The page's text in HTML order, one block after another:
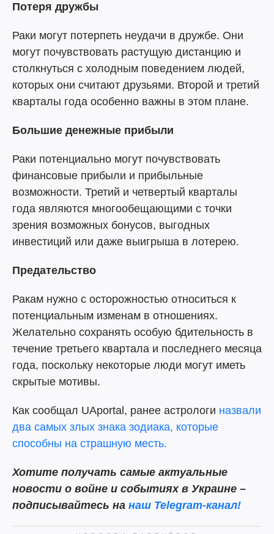
Потеря дружбы
Раки могут потерпеть неудачи в дружбе. Они
могут почувствовать растущую дистанцию и
столкнуться с холодным поведением людей,
которых они считают друзьями. Второй и третий
кварталы года особенно важны в этом плане.
Большие денежные прибыли
Раки потенциально могут почувствовать
финансовые прибыли и прибыльные
возможности. Третий и четвертый кварталы
года являются многообещающими с точки
зрения возможных бонусов, выгодных
инвестиций или даже выигрыша в лотерею.
Предательство
Ракам нужно с осторожностью относиться к
потенциальным изменам в отношениях.
Желательно сохранять особую бдительность в
течение третьего квартала и последнего месяца
года, поскольку некоторые люди могут иметь
скрытые мотивы.
Как сообщал UAportal, ранее астрологи назвали
два самых злых знака зодиака, которые
способны на страшную месть.
Хотите получать самые актуальные
новости о войне и событиях в Украине –
подписывайтесь на наш Telegram-канал!